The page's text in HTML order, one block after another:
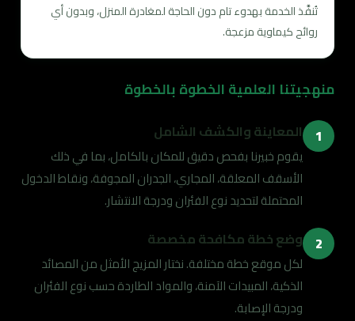
تُنفَّذ الخدمة بهدوء تام دون الحاجة لمغادرة المنزل، وبدون أي
روائح كيماوية مزعجة.
منهجيتنا العلمية الخطوة بالخطوة
1 المعاينة والكشف الشامل
يقوم خبيرنا بفحص دقيق للمكان بالكامل، بما في ذلك
الأسقف المعلقة، المجاري، الجدران المجوفة، ونقاط الدخول
المحتملة لتحديد نوع الفئران ودرجة الانتشار.
2 وضع خطة مكافحة مخصصة
لكل موقع خطة مختلفة. نختار المزيج الأمثل من المصائد
الذكية، المبيدات الآمنة، والمواد الطاردة حسب نوع الفئران
ودرجة الإصابة.